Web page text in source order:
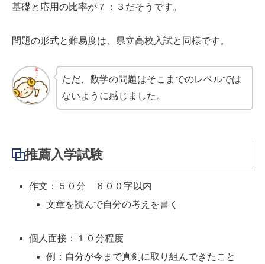
基礎と応用の比率が７：３だそうです。
問題の形式と難易度は、県立高校入試と同様です。
ただ、数学の問題はそこまでのレベルでは
ないように感じました。
推薦入学試験
作文：５０分 ６００字以内
文章を読んで自分の考えを書く
個人面接：１０分程度
例：自分が今まで真剣に取り組んできたこと